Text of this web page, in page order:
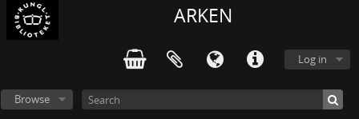
ARKEN
Log in
Browse